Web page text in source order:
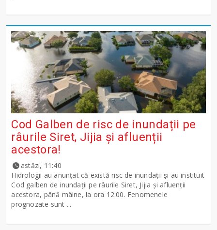
Cod Galben de risc de inundații pe
râurile Siret, Jijia și afluenții
acestora!
astăzi, 11:40
Hidrologii au anunțat că există risc de inundații și au instituit
Cod galben de inundații pe râurile Siret, Jijia și afluenții
acestora, până mâine, la ora 12:00. Fenomenele
prognozate sunt ...